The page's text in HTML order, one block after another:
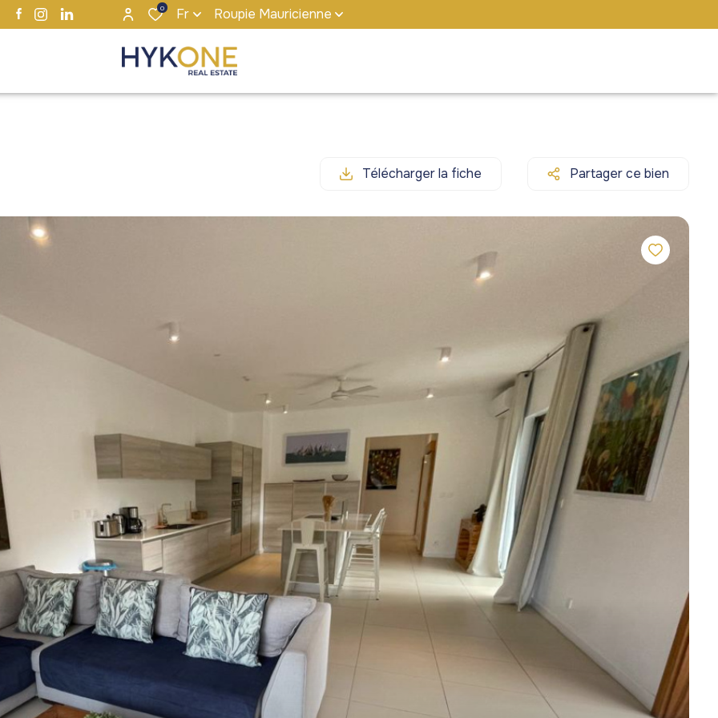
0 Fr Roupie Mauricienne
Télécharger la fiche Partager ce bien